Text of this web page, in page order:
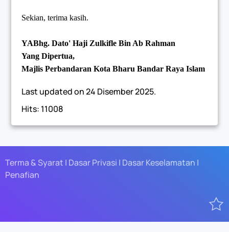
Sekian, terima kasih.
YABhg. Dato' Haji Zulkifle Bin Ab Rahman
Yang Dipertua,
Majlis Perbandaran Kota Bharu Bandar Raya Islam
Last updated on24 Disember 2025.
Hits: 11008
Terma & Syarat | Dasar Privasi | Dasar Keselamatan |
Penafian